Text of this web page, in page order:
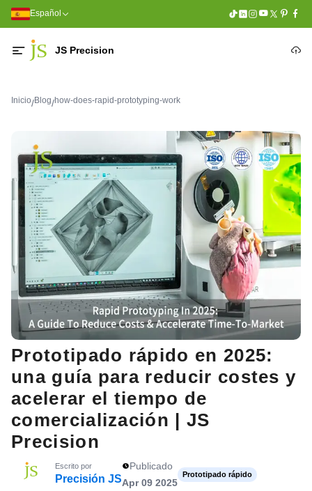
Español
JS Precision
Inicio/Blog/how-does-rapid-prototyping-work
Prototipado rápido en 2025:
una guía para reducir costes y
acelerar el tiempo de
comercialización | JS
Precision
Escrito por
Precisión JS
Publicado
Apr 09 2025
Prototipado rápido